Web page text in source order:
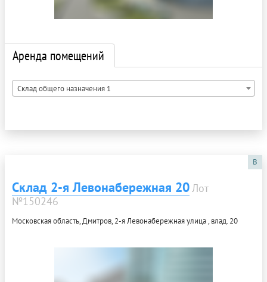
Аренда помещений
Склад общего назначения 1
B
Склад 2-я Левонабережная 20Лот
№150246
Московская область, Дмитров, 2-я Левонабережная улица , влад. 20